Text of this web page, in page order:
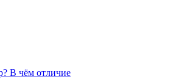
В чём отличие